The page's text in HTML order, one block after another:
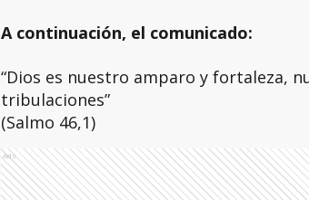
A continuación, el comunicado:
“Dios es nuestro amparo y fortaleza,
tribulaciones”
(Salmo 46,1)
Ads